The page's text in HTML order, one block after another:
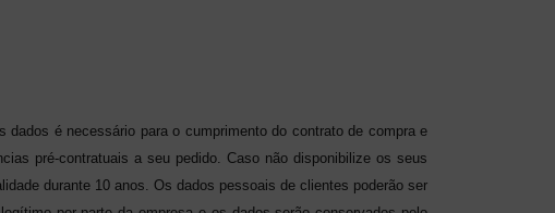
dados é necessário para o cumprimento do contrato de compra e
pré-contratuais a seu pedido. Caso não disponibilize os seus
durante 10 anos. Os dados pessoais de clientes poderão ser